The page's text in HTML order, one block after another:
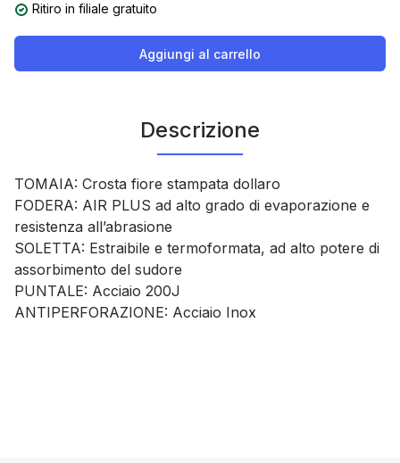
Ritiro in filiale gratuito
Aggiungi al carrello
Descrizione
TOMAIA: Crosta fiore stampata dollaro
FODERA: AIR PLUS ad alto grado di evaporazione e
resistenza all’abrasione
SOLETTA: Estraibile e termoformata, ad alto potere di
assorbimento del sudore
PUNTALE: Acciaio 200J
ANTIPERFORAZIONE: Acciaio Inox